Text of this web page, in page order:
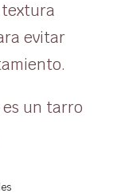
evitar
un tarro